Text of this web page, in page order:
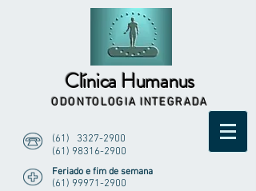
Clínica Humanus
ODONTOLOGIA INTEGRADA
(61) 3327-2900
(61) 98316-2900
Feriado e fim de semana
(61) 99971-2900